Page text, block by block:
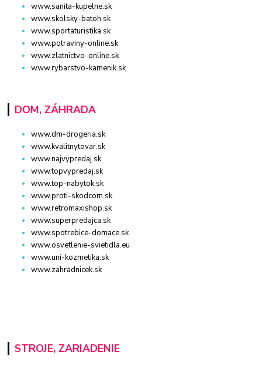
www.sanita-kupelne.sk
www.skolsky-batoh.sk
www.sportaturistika.sk
www.potraviny-online.sk
www.zlatnictvo-online.sk
www.rybarstvo-kamenik.sk
DOM, ZÁHRADA
www.dm-drogeria.sk
www.kvalitnytovar.sk
www.najvypredaj.sk
www.topvypredaj.sk
www.top-nabytok.sk
www.proti-skodcom.sk
www.retromaxishop.sk
www.superpredajca.sk
www.spotrebice-domace.sk
www.osvetlenie-svietidla.eu
www.uni-kozmetika.sk
www.zahradnicek.sk
STROJE, ZARIADENIE